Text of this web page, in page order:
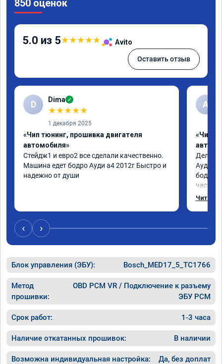
850 оценок
5.0 из 5★★★★★ Avito
Оставить отзыв
D Dima ✓
★★★★★
1 декабря 2025
«Чип тюнинг, прошивка двигателя
автомобиля»
Стейдж1 и евро2 все сделали качественно.
Машина едет бодро Ауди а4 2012г Быстро и
надежно от души
А
«Чип
Делал
как
Читать
‹ ›
Блок управления (ЭБУ): Bosch_MED17_5_TC1766
Метод
прошивки:
OBD PCM VR / Подключение к разъему
ЭБУ PCM
Срок работ: 1-3 часа
Наличие откатанных прошивок: В наличии
Возможна индивидуальная настройка: Да, без доплат